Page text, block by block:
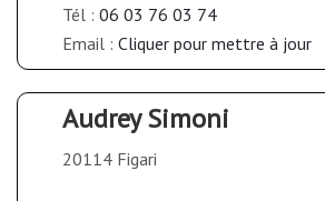
Tél : 06 03 76 03 74
Email : Cliquer pour mettre à jour
Audrey Simoni
20114 Figari